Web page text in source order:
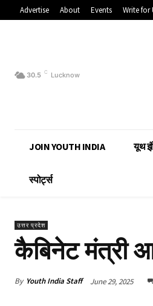
Advertise About Events Write for
30.5 C Lucknow
JOIN YOUTH INDIA यूथ
स्पोर्ट्स
उत्तर प्रदेश
कैबिनेट मंत्री
By Youth India Staff June 29, 2025